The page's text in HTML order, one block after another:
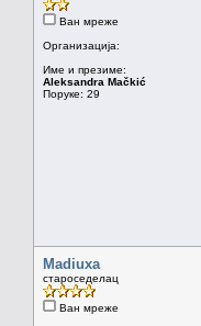
Ван мреже
Организација:
Име и презиме:
Aleksandra Mačkić
Поруке: 29
Madiuxa
староседелац
Ван мреже